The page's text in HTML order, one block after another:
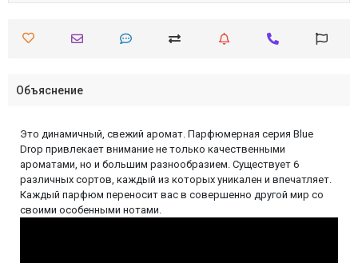
Объяснение
Это динамичный, свежий аромат. Парфюмерная серия Blue
Drop привлекает внимание не только качественными
ароматами, но и большим разнообразием. Существует 6
различных сортов, каждый из которых уникален и впечатляет.
Каждый парфюм переносит вас в совершенно другой мир со
своими особенными нотами.